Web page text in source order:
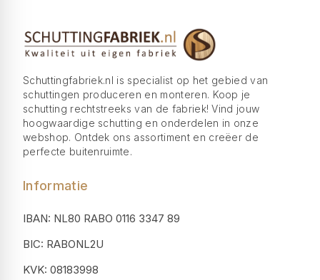
Schuttingfabriek.nl is specialist op het gebied van
schuttingen produceren en monteren. Koop je
schutting rechtstreeks van de fabriek! Vind jouw
hoogwaardige schutting en onderdelen in onze
webshop. Ontdek ons assortiment en creëer de
perfecte buitenruimte.
Informatie
IBAN: NL80 RABO 0116 3347 89
BIC: RABONL2U
KVK: 08183998